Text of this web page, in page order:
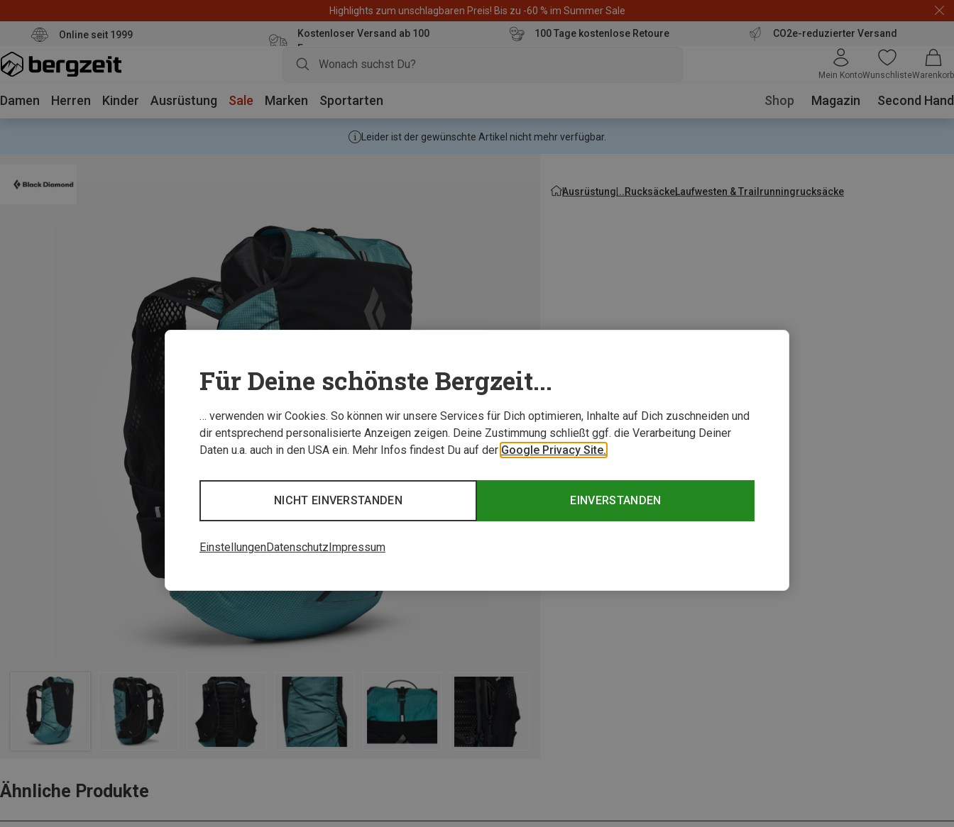
Highlights zum unschlagbaren Preis! Bis zu -60 % im Summer Sale
Online seit 1999
Kostenloser Versand ab 100
Euro
100 Tage kostenlose Retoure CO2e-reduzierter Versand
Mein KontoWunschlisteWarenkorb
Damen Herren Kinder Ausrüstung Sale Marken Sportarten Shop Magazin Second Hand
Leider ist der gewünschte Artikel nicht mehr verfügbar.
Ausrüstung RucksäckeLaufwesten & Trailrunningrucksäcke
Ähnliche Produkte
Für Deine schönste Bergzeit...
… verwenden wir Cookies. So können wir unsere Services für Dich optimieren, Inhalte auf Dich zuschneiden und
dir entsprechend personalisierte Anzeigen zeigen. Deine Zustimmung schließt ggf. die Verarbeitung Deiner
Daten u.a. auch in den USA ein. Mehr Infos findest Du auf der Google Privacy Site.
EINVERSTANDEN
NICHT EINVERSTANDEN
EinstellungenDatenschutzImpressum